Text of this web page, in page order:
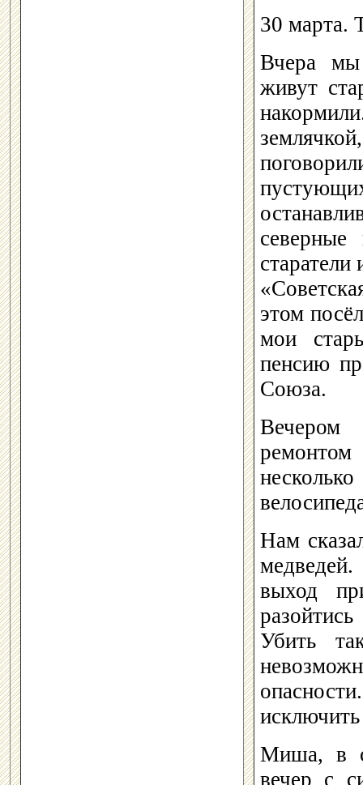
30 марта.
Вчера мы
живут
этом
мои
пенсию
Союза.
Вечером
Нам
выход
Убить
Миша, в
вечер с